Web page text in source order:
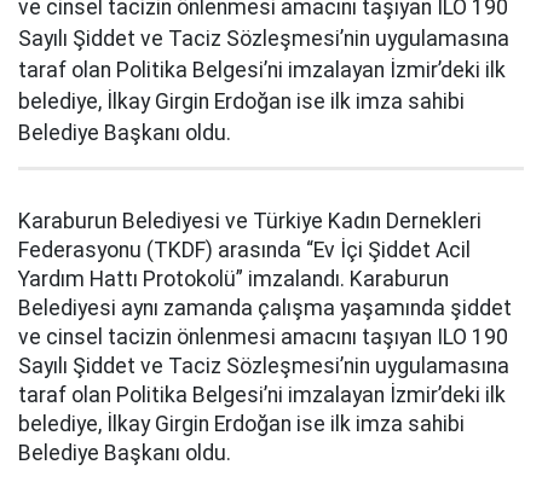
ve cinsel tacizin önlenmesi amacını taşıyan ILO 190
Sayılı Şiddet ve Taciz Sözleşmesi’nin uygulamasına
taraf olan Politika Belgesi’ni imzalayan İzmir’deki ilk
belediye, İlkay Girgin Erdoğan ise ilk imza sahibi
Belediye Başkanı oldu.
Karaburun Belediyesi ve Türkiye Kadın Dernekleri
Federasyonu (TKDF) arasında “Ev İçi Şiddet Acil
Yardım Hattı Protokolü” imzalandı. Karaburun
Belediyesi aynı zamanda çalışma yaşamında şiddet
ve cinsel tacizin önlenmesi amacını taşıyan ILO 190
Sayılı Şiddet ve Taciz Sözleşmesi’nin uygulamasına
taraf olan Politika Belgesi’ni imzalayan İzmir’deki ilk
belediye, İlkay Girgin Erdoğan ise ilk imza sahibi
Belediye Başkanı oldu.